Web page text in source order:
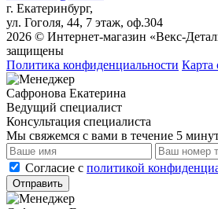
г. Екатеринбург,
ул. Гоголя, 44, 7 этаж, оф.304
2026 © Интернет-магазин «Векс-
защищены
Политика конфиденциальности Карта
Сафронова Екатерина
Ведущий специалист
Консультация специалиста
Мы свяжемся с вами в течение 5
Cогласие с политикой
Отправить